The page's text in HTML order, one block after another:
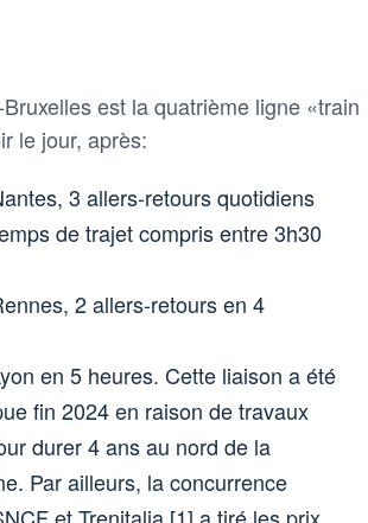
est la quatrième ligne «train
le jour, après:
3 allers-retours quotidiens
de trajet compris entre 3h30
2 allers-retours en 4
en 5 heures. Cette liaison a été
fin 2024 en raison de travaux
durer 4 ans au nord de la
Par ailleurs, la concurrence